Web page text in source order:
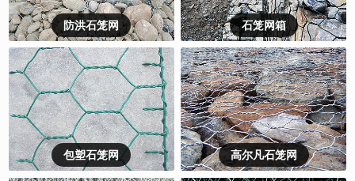
防洪石笼网 石笼网箱
包塑石笼网 高尔凡石笼网